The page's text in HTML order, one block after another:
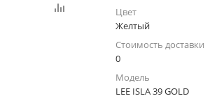
Цвет
Желтый
Стоимость доставки
0
Модель
LEE ISLA 39 GOLD